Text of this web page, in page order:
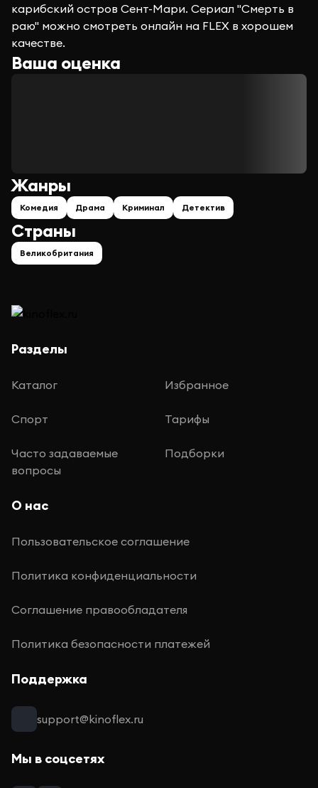
карибский остров Сент-Мари. Сериал "Смерть в
раю" можно смотреть онлайн на FLEX в хорошем
качестве.
Ваша оценка
Страны
Великобритания
Жанры
Комедия Драма Криминал Детектив
Разделы
Каталог Избранное
Спорт Тарифы
Часто задаваемые
вопросы
Подборки
О нас
Пользовательское соглашение
Политика конфиденциальности
Соглашение правообладателя
Политика безопасности платежей
Поддержка
support@kinoflex.ru
Мы в соцсетях